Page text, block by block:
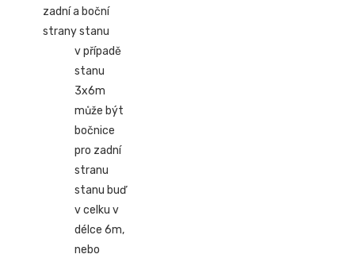
zadní a boční
strany stanu
v případě
stanu
3x6m
může být
bočnice
pro zadní
stranu
stanu buď
v celku v
délce 6m,
nebo